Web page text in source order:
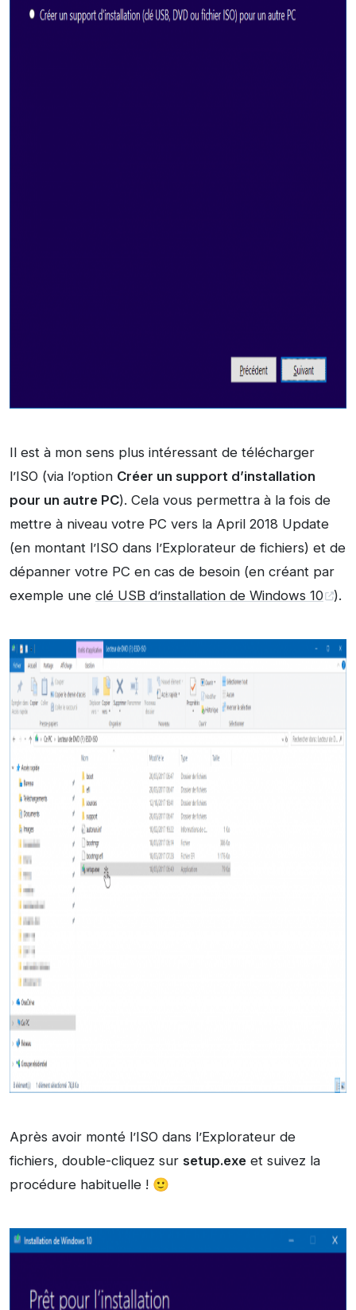
Il est à mon sens plus intéressant de télécharger
l’ISO (via l’option Créer un support d’installation
pour un autre PC). Cela vous permettra à la fois de
mettre à niveau votre PC vers la April 2018 Update
(en montant l’ISO dans l’Explorateur de fichiers) et de
dépanner votre PC en cas de besoin (en créant par
exemple une clé USB d’installation de Windows 10 ).
Après avoir monté l’ISO dans l’Explorateur de
fichiers, double-cliquez sur setup.exe et suivez la
procédure habituelle ! 🙂